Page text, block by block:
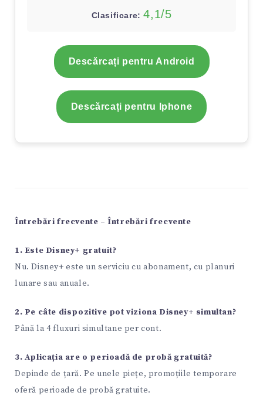
Clasificare: 4,1/5
Descărcați pentru Android
Descărcați pentru Iphone
Întrebări frecvente – Întrebări frecvente
1. Este Disney+ gratuit?
Nu. Disney+ este un serviciu cu abonament, cu planuri
lunare sau anuale.
2. Pe câte dispozitive pot viziona Disney+ simultan?
Până la 4 fluxuri simultane per cont.
3. Aplicația are o perioadă de probă gratuită?
Depinde de țară. Pe unele piețe, promoțiile temporare
oferă perioade de probă gratuite.